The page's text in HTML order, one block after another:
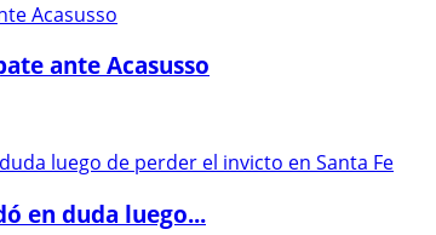
ante Acasusso
en duda luego...